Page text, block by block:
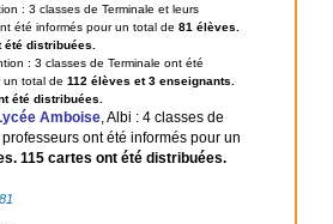
: 3 classes de Terminale et leurs
été informés pour un total de 81 élèves.
distribuées.
: 3 classes de Terminale ont été
un total de 112 élèves et 3 enseignants.
été distribuées.
Amboise, Albi : 4 classes de
ont été informés pour un
115 cartes ont été distribuées.